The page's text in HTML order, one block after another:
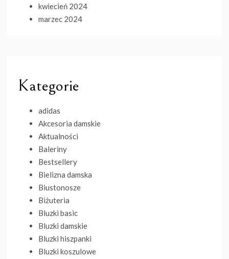
kwiecień 2024
marzec 2024
Kategorie
adidas
Akcesoria damskie
Aktualności
Baleriny
Bestsellery
Bielizna damska
Biustonosze
Biżuteria
Bluzki basic
Bluzki damskie
Bluzki hiszpanki
Bluzki koszulowe